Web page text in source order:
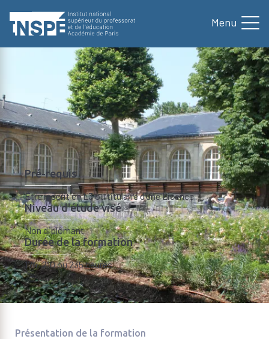
contenu
principal
d'Ariane
Formation Nos formations Module de préparation
Module de préparation au concours
de recrutement CAPES externe de
Lettres
Pré-requis
Être inscrit en L3 ou titulaire d’une Licence
Niveau d'étude visé
Non diplômant
Durée de la formation
174, 210 ou 235 heures
Présentation de la formation